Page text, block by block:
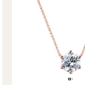
Ivanská cesta
tel.: +421 917
dnes
HALADA
Pribinova 8,